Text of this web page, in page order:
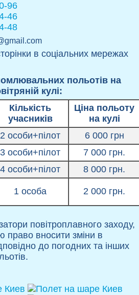
96
46
48
в соціальних мережах
польотів на
кулі:
Кількість
учасників
Ціна польоту
на кулі
2 особи+пілот
6 000 грн
3 особи+пілот
7 000 грн.
4 особи+пілот
8 000 грн.
1 особа 2 000 грн.
повітроплавного заходу,
право вносити зміни в
до погодних та інших